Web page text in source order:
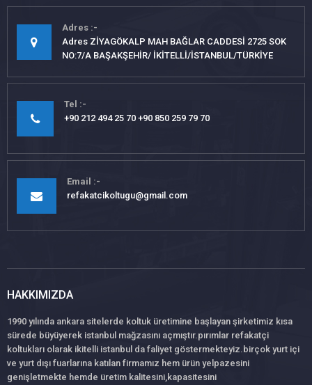
Adres
Adres ZİYAGÖKALP MAH BAĞLAR CADDESİ 2725 SOK
NO:7/A BAŞAKŞEHİR/ İKİTELLİ/İSTANBUL/TÜRKİYE
Tel
+90 212 494 25 70 +90 850 259 79 70
Email
refakatcikoltugu@gmail.com
HAKKIMIZDA
1990 yılında ankara sitelerde koltuk üretimine başlayan şirketimiz kısa
sürede büyüyerek istanbul mağzasını açmıştır.pırımlar refakatçi
koltukları olarak ikitelli istanbul da faliyet göstermekteyiz.birçok yurt içi
ve yurt dışı fuarlarına katılan firmamız hem ürün yelpazesini
genişletmekte hemde üretim kalitesini,kapasitesini